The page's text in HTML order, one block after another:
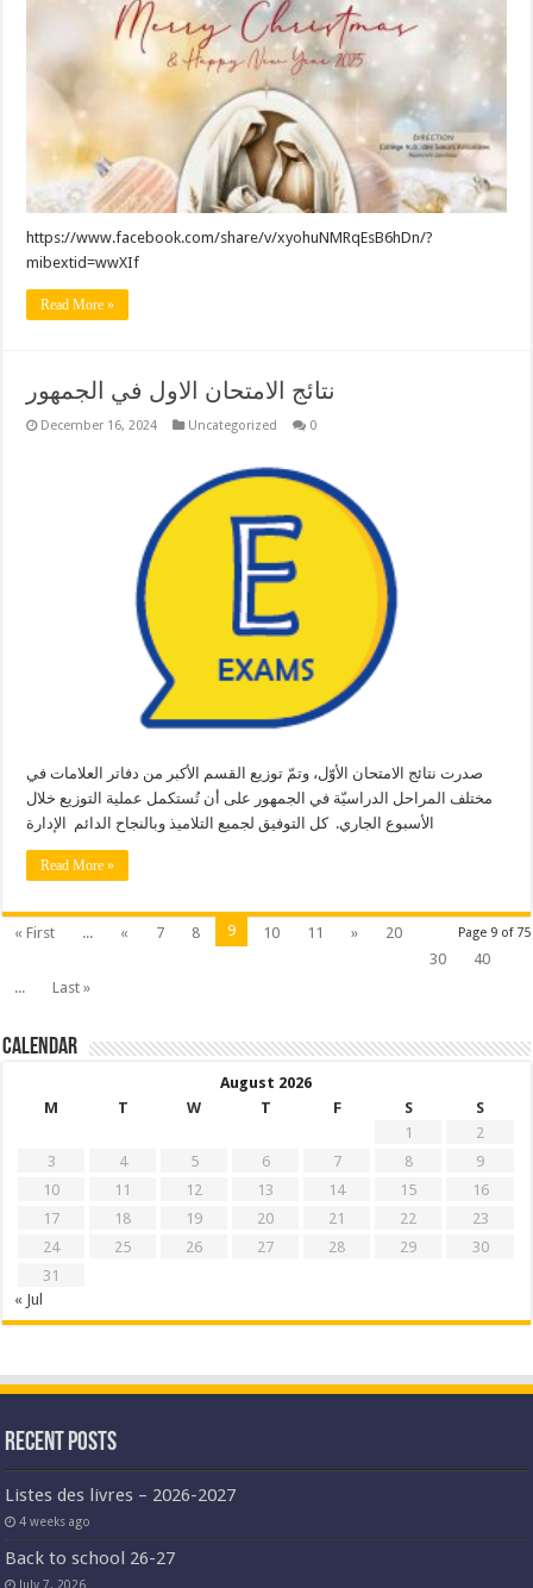
https://www.facebook.com/share/v/xyohuNMRqEsB6hDn/?
mibextid=wwXIf
Read More »
نتائج الامتحان الاول في الجمهور
December 16, 2024 Uncategorized 0
صدرت نتائج الامتحان الأوّل، وتمّ توزيع القسم الأكبر من دفاتر العلامات في
مختلف المراحل الدراسيّة في الجمهور على أن تُستكمل ‏عملية التوزيع خلال
الأسبوع الجاري. ‏ كل التوفيق لجميع التلاميذ وبالنجاح الدائم ‏ الإدارة
Read More »
Page 9 of 75
« First ... « 7 8 9 10 11 »
20
30
40
...
Last »
Calendar
August 2026
M
T W T F S
S
1
2
3
4 5 6 7 8
9
10
11 12 13 14 15
16
17
18 19 20 21 22
23
24
25 26 27 28 29
30
31
« Jul
Recent Posts
Listes des livres – 2026-2027
4 weeks ago
Back to school 26-27
July 7, 2026